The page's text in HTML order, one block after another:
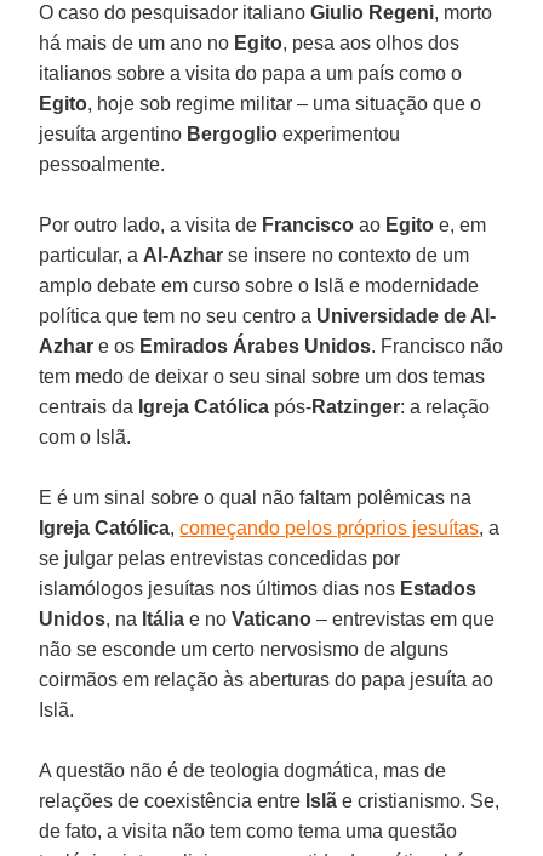
O caso do pesquisador italianoGiulio Regeni, morto
há mais de um ano no Egito, pesa aos olhos dos
italianos sobre a visita do papa a um país como o
Egito, hoje sob regime militar – uma situação que o
jesuíta argentino Bergoglio experimentou
pessoalmente.
Por outro lado, a visita de Francisco ao Egito e, em
particular, a Al-Azhar se insere no contexto de um
amplo debate em curso sobre o Islã e modernidade
política que tem no seu centro a Universidade de Al-
Azhar e os Emirados Árabes Unidos. Francisco não
tem medo de deixar o seu sinal sobre um dos temas
centrais da Igreja Católica pós-Ratzinger: a relação
com o Islã.
E é um sinal sobre o qual não faltam polêmicas na
Igreja Católica,começando pelos próprios jesuítas, a
se julgar pelas entrevistas concedidas por
islamólogos jesuítas nos últimos dias nos Estados
Unidos, na Itália e noVaticano – entrevistas em que
não se esconde um certo nervosismo de alguns
coirmãos em relação às aberturas do papa jesuíta ao
Islã.
A questão não é de teologia dogmática, mas de
relações de coexistência entre Islã e cristianismo. Se,
de fato, a visita não tem como tema uma questão